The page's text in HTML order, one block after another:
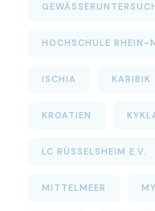
HOCHSCHULE RHEIN-
ISCHIA KARIBIK
KROATIEN
LC RÜSSELSHEIM E.V.
MITTELMEER